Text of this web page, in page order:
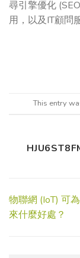
尋引擎優化
用，以及IT顧問
This entry
物聯網 (IoT) 可
來什麼好處？